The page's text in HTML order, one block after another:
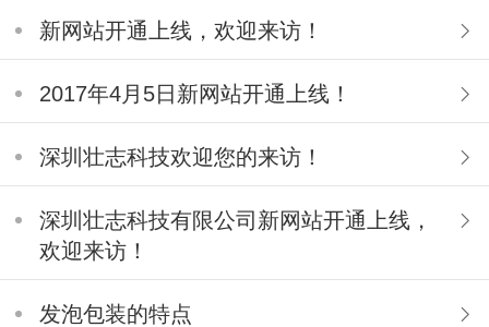
新网站开通上线，欢迎来访！
2017年4月5日新网站开通上线！
深圳壮志科技欢迎您的来访！
深圳壮志科技有限公司新网站开通上线，
欢迎来访！
发泡包装的特点